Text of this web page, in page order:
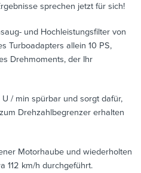
sprechen jetzt für sich!
und Hochleistungsfilter von
Turboadapters allein 10 PS,
Drehmoments, der Ihr
/ min spürbar und sorgt dafür,
Drehzahlbegrenzer erhalten
Motorhaube und wiederholten
112 km/h durchgeführt.